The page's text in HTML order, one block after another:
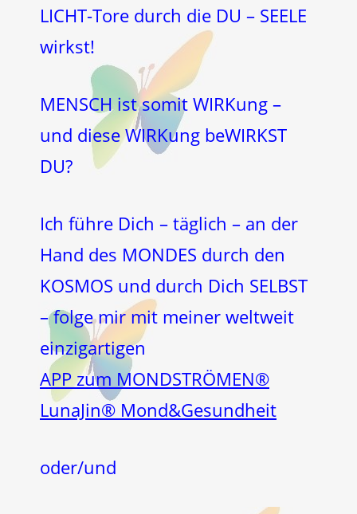
LICHT-Tore durch die DU – SEELE
wirkst!
MENSCH ist somit WIRKung –
und diese WIRKung beWIRKST
DU?
Ich führe Dich – täglich – an der
Hand des MONDES durch den
KOSMOS und durch Dich SELBST
– folge mir mit meiner weltweit
einzigartigen
APP zum MONDSTRÖMEN®
LunaJin® Mond&Gesundheit
oder/und